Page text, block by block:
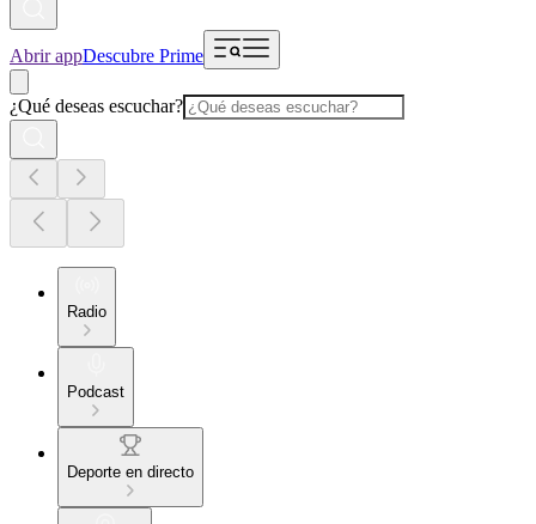
Abrir appDescubre Prime
¿Qué deseas escuchar?
Radio
Podcast
Deporte en directo